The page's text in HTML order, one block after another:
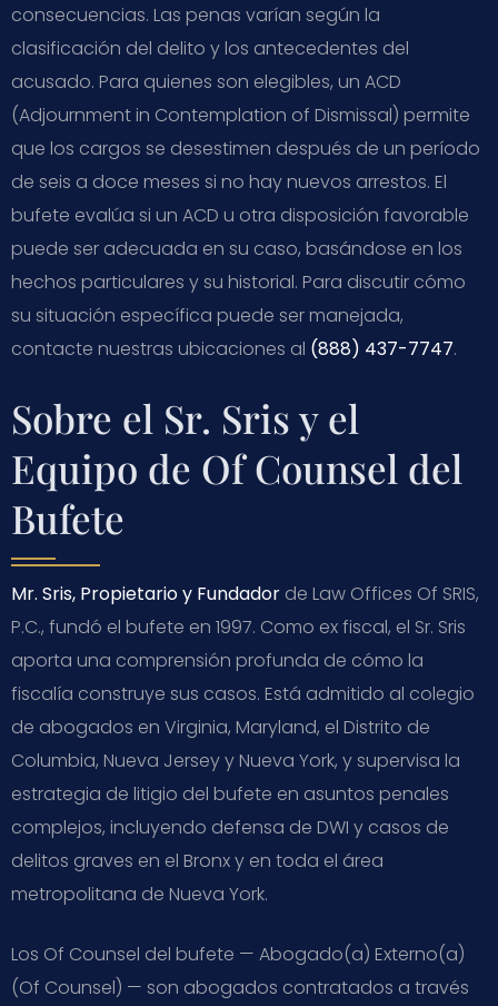
consecuencias. Las penas varían según la
clasificación del delito y los antecedentes del
acusado. Para quienes son elegibles, un ACD
(Adjournment in Contemplation of Dismissal) permite
que los cargos se desestimen después de un período
de seis a doce meses si no hay nuevos arrestos. El
bufete evalúa si un ACD u otra disposición favorable
puede ser adecuada en su caso, basándose en los
hechos particulares y su historial. Para discutir cómo
su situación específica puede ser manejada,
contacte nuestras ubicaciones al (888) 437-7747.
Sobre el Sr. Sris y el
Equipo de Of Counsel del
Bufete
Mr. Sris, Propietario y Fundador de Law Offices Of SRIS,
P.C., fundó el bufete en 1997. Como ex fiscal, el Sr. Sris
aporta una comprensión profunda de cómo la
fiscalía construye sus casos. Está admitido al colegio
de abogados en Virginia, Maryland, el Distrito de
Columbia, Nueva Jersey y Nueva York, y supervisa la
estrategia de litigio del bufete en asuntos penales
complejos, incluyendo defensa de DWI y casos de
delitos graves en el Bronx y en toda el área
metropolitana de Nueva York.
Los Of Counsel del bufete — Abogado(a) Externo(a)
(Of Counsel) — son abogados contratados a través